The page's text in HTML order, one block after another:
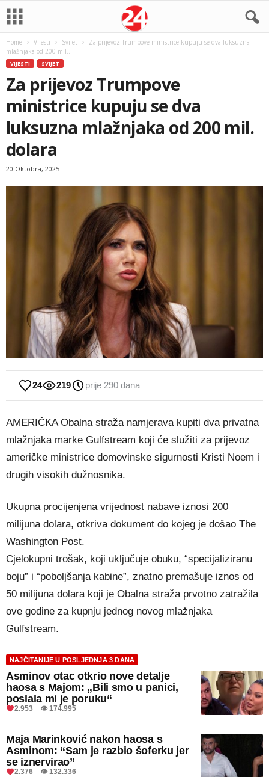
Home Vijesti Svijet
Za prijevoz Trumpove ministrice kupuju se dva luksuzna
mlažnjaka od 200 mil....
VIJESTI SVIJET
Za prijevoz Trumpove
ministrice kupuju se dva
luksuzna mlažnjaka od 200 mil.
dolara
20 Oktobra, 2025
24 219 prije 290 dana
AMERIČKA Obalna straža namjerava kupiti dva privatna
mlažnjaka marke Gulfstream koji će služiti za prijevoz
američke ministrice domovinske sigurnosti Kristi Noem i
drugih visokih dužnosnika.
Ukupna procijenjena vrijednost nabave iznosi 200
milijuna dolara, otkriva dokument do kojeg je došao The
Washington Post.
Cjelokupni trošak, koji uključuje obuku, “specijaliziranu
boju” i “poboljšanja kabine”, znatno premašuje iznos od
50 milijuna dolara koji je Obalna straža prvotno zatražila
ove godine za kupnju jednog novog mlažnjaka
Gulfstream.
NAJČITANIJE U POSLJEDNJA 3 DANA
Asminov otac otkrio nove detalje
haosa s Majom: „Bili smo u panici,
poslala mi je poruku“
2.953 👁 174.995
Maja Marinković nakon haosa s
Asminom: “Sam je razbio šoferku jer
se iznervirao”
2.376 👁 132.336